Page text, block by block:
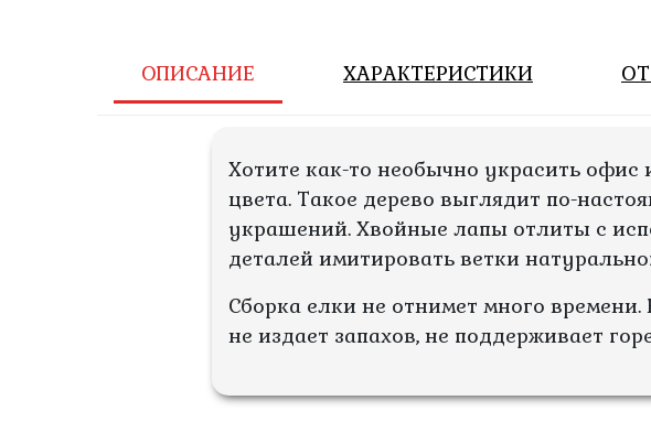
ОПИСАНИЕ ХАРАКТЕРИСТИКИ
Хотите как-то необычно украсить
цвета. Такое дерево выглядит по-
украшений. Хвойные лапы отлиты с
деталей имитировать ветки
Сборка елки не отнимет много
не издает запахов, не поддерживает